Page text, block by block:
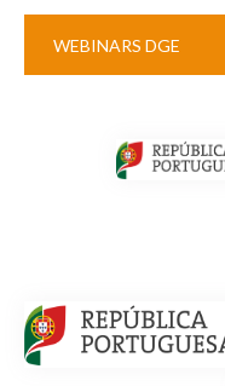
WEBINARS DGE